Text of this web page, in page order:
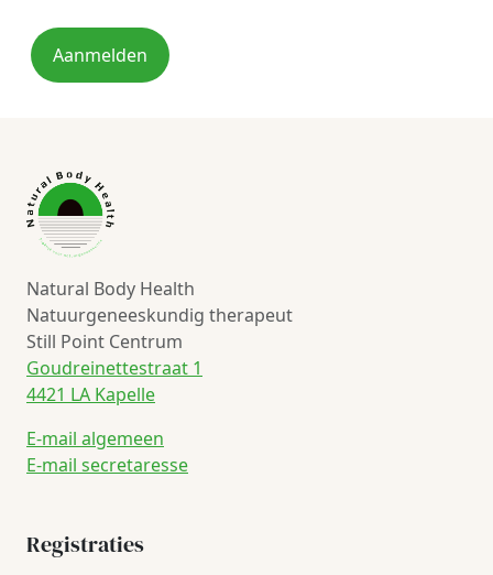
Aanmelden
Natural Body Health
Natuurgeneeskundig therapeut
Still Point Centrum
Goudreinettestraat 1
4421 LA Kapelle
E-mail algemeen
E-mail secretaresse
Registraties